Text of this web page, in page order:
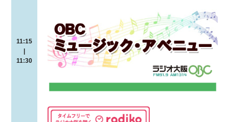
11:15
11:30